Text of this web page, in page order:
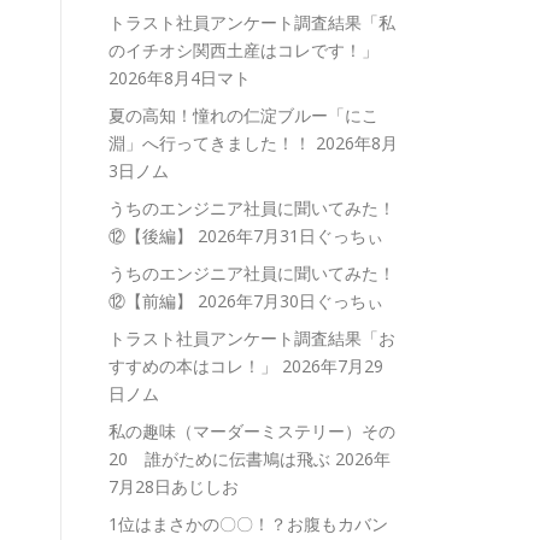
トラスト社員アンケート調査結果「私
のイチオシ関西土産はコレです！」
2026年8月4日マト
夏の高知！憧れの仁淀ブルー「にこ
淵」へ行ってきました！！ 2026年8月
3日ノム
うちのエンジニア社員に聞いてみた！
⑫【後編】
2026年7月31日ぐっちぃ
うちのエンジニア社員に聞いてみた！
⑫【前編】
2026年7月30日ぐっちぃ
トラスト社員アンケート調査結果「お
すすめの本はコレ！」
2026年7月29
日ノム
私の趣味（マーダーミステリー）その
20 誰がために伝書鳩は飛ぶ 2026年
7月28日あじしお
1位はまさかの〇〇！？お腹もカバン